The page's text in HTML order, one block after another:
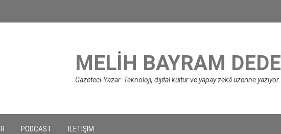
MELIH BAYRAM DEDE
Gazeteci-Yazar. Teknoloji, dijital kültür ve yapay zekâ üzerine yazıyor.
PODCAST İLETIŞIM